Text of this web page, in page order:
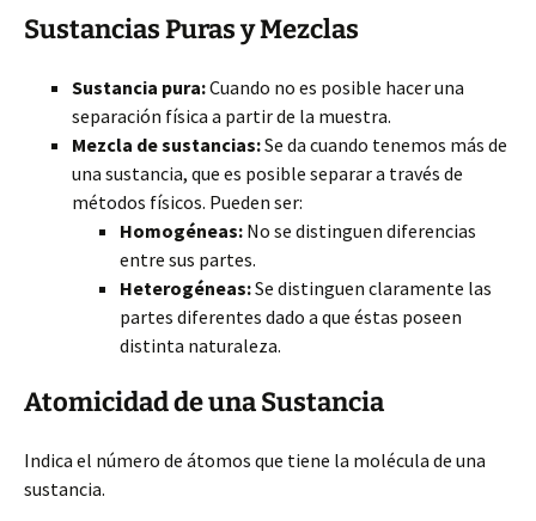
Sustancias Puras y Mezclas
Sustancia pura:Cuando no es posible hacer una
separación física a partir de la muestra.
Mezcla de sustancias:Se da cuando tenemos más de
una sustancia, que es posible separar a través de
métodos físicos. Pueden ser:
Homogéneas: No se distinguen diferencias
entre sus partes.
Heterogéneas:Se distinguen claramente las
partes diferentes dado a que éstas poseen
distinta naturaleza.
Atomicidad de una Sustancia
Indica el número de átomos que tiene la molécula de una
sustancia.